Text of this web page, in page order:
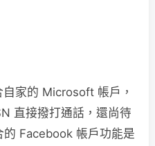
家的 Microsoft 帳戶，
直接撥打通話，還尚待
Facebook 帳戶功能是